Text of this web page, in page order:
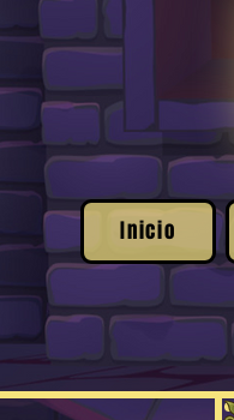
Inicio